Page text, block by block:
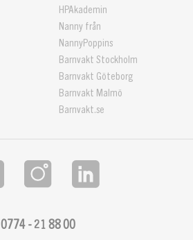
HPAkademin
Nanny från
NannyPoppins
Barnvakt Stockholm
Barnvakt Göteborg
Barnvakt Malmö
Barnvakt.se
0774 - 21 88 00